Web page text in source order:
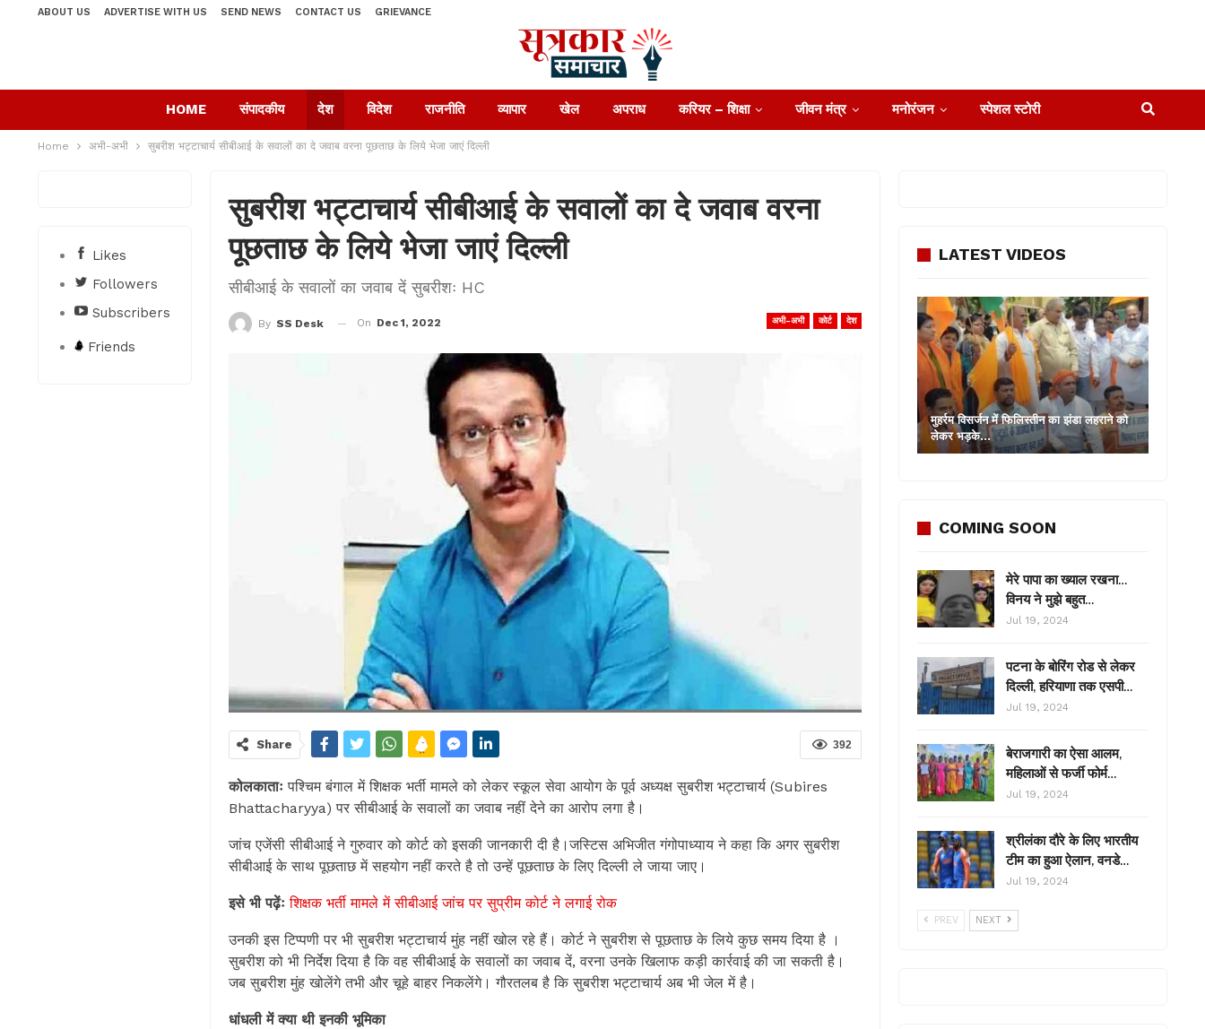
ABOUT US ADVERTISE WITH US SEND NEWS CONTACT US GRIEVANCE
HOME संपादकीय देश विदेश राजनीति व्यापार खेल अपराध करियर – शिक्षा जीवन मंत्र मनोरंजन स्पेशल स्टोरी
Home अभी-अभी सुबरीश भट्टाचार्य सीबीआई के सवालों का दे जवाब वरना पूछताछ के लिये भेजा जाएं दिल्ली
सुबरीश भट्टाचार्य सीबीआई के सवालों का दे जवाब वरना
पूछताछ के लिये भेजा जाएं दिल्ली
सीबीआई के सवालों का जवाब दें सुबरीशः HC
अभी-अभी कोर्ट देश
By SS Desk On Dec 1, 2022
392
Share
कोलकाताः पश्चिम बंगाल में शिक्षक भर्ती मामले को लेकर स्कूल सेवा आयोग के पूर्व अध्यक्ष सुबरीश भट्टाचार्य (Subires
Bhattacharyya) पर सीबीआई के सवालों का जवाब नहीं देने का आरोप लगा है।
जांच एजेंसी सीबीआई ने गुरुवार को कोर्ट को इसकी जानकारी दी है।जस्टिस अभिजीत गंगोपाध्याय ने कहा कि अगर सुबरीश
सीबीआई के साथ पूछताछ में सहयोग नहीं करते है तो उन्हें पूछताछ के लिए दिल्ली ले जाया जाए।
इसे भी पढ़ेंःशिक्षक भर्ती मामले में सीबीआई जांच पर सुप्रीम कोर्ट ने लगाई रोक
उनकी इस टिप्पणी पर भी सुबरीश भट्टाचार्य मुंह नहीं खोल रहे हैं। कोर्ट ने सुबरीश से पूछताछ के लिये कुछ समय दिया है ।
सुबरीश को भी निर्देश दिया है कि वह सीबीआई के सवालों का जवाब दें, वरना उनके खिलाफ कड़ी कार्रवाई की जा सकती है।
जब सुबरीश मुंह खोलेंगे तभी और चूहे बाहर निकलेंगे। गौरतलब है कि सुबरीश भट्टाचार्य अब भी जेल में है।
धांधली में क्या थी इनकी भूमिका
LATEST VIDEOS
मुहर्रम विसर्जन में फिलिस्तीन का झंडा लहराने को
लेकर भड़के…
COMING SOON
मेरे पापा का ख्याल रखना…
विनय ने मुझे बहुत…
Jul 19, 2024
पटना के बोरिंग रोड से लेकर
दिल्ली, हरियाणा तक एसपी…
Jul 19, 2024
बेराजगारी का ऐसा आलम,
महिलाओं से फर्जी फोर्म…
Jul 19, 2024
श्रीलंका दौरे के लिए भारतीय
टीम का हुआ ऐलान, वनडे…
Jul 19, 2024
PREV NEXT
Likes
Followers
Subscribers
Friends